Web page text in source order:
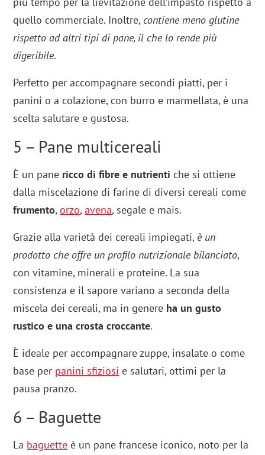
quello commerciale. Inoltre, contiene meno glutine
rispetto ad altri tipi di pane, il che lo rende più
digeribile.
Perfetto per accompagnare secondi piatti, per i
panini o a colazione, con burro e marmellata, è una
scelta salutare e gustosa.
5 – Pane multicereali
È un pane ricco di fibre e nutrienti che si ottiene
dalla miscelazione di farine di diversi cereali come
frumento,orzo,avena, segale e mais.
Grazie alla varietà dei cereali impiegati, è un
prodotto che offre un profilo nutrizionale bilanciato,
con vitamine, minerali e proteine. La sua
consistenza e il sapore variano a seconda della
miscela dei cereali, ma in genere ha un gusto
rustico e una crosta croccante.
È ideale per accompagnare zuppe, insalate o come
base per panini sfiziosi e salutari, ottimi per la
pausa pranzo.
6 – Baguette
La baguette è un pane francese iconico, noto per la